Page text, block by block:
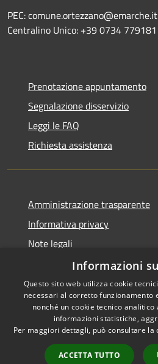
PEC: comune.ortezzano@emarche.it
Centralino Unico: +39 0734 779181
Prenotazione appuntamento
Segnalazione disservizio
Leggi le FAQ
Richiesta assistenza
Amministrazione trasparente
Informativa privacy
Note legali
Dichiarazione di accessibilità
RSS
Accessibilità
Informazioni
Questo sito web utilizza cookie
necessari al corretto funzionamento
nonché un cookie tecnico
informazioni statistiche,
Per maggiori dettagli, può consultare la
ACCETTA TUTTO